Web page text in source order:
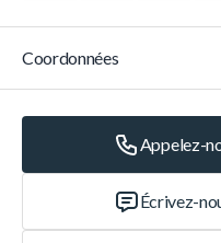
Coordonnées
Appelez-
Écrivez-